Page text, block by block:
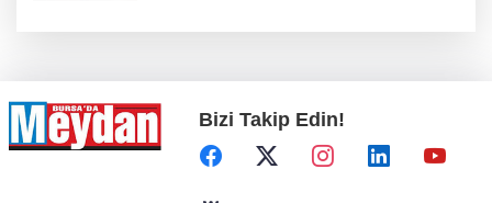
Bizi Takip Edin!